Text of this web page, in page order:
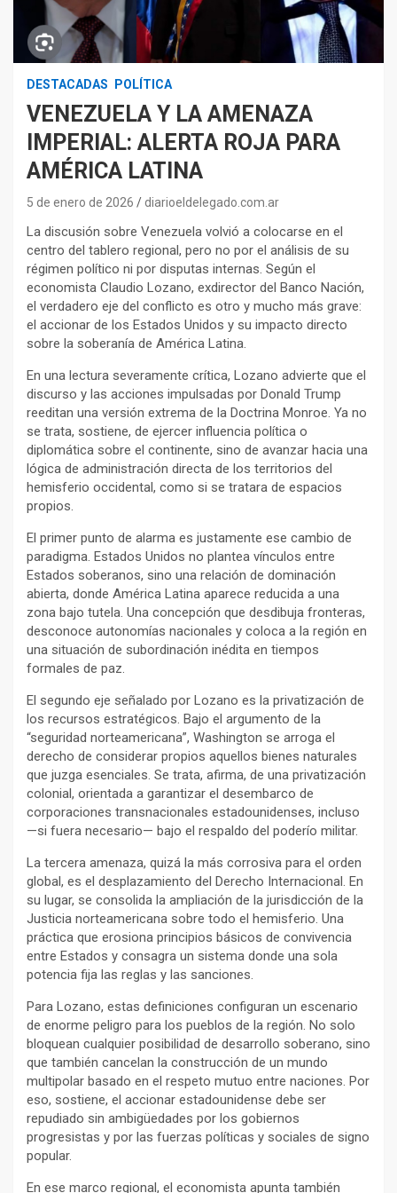
DESTACADAS POLÍTICA
VENEZUELA Y LA AMENAZA
IMPERIAL: ALERTA ROJA PARA
AMÉRICA LATINA
5 de enero de 2026 diarioeldelegado.com.ar
La discusión sobre Venezuela volvió a colocarse en el
centro del tablero regional, pero no por el análisis de su
régimen político ni por disputas internas. Según el
economista Claudio Lozano, exdirector del Banco Nación,
el verdadero eje del conflicto es otro y mucho más grave:
el accionar de los Estados Unidos y su impacto directo
sobre la soberanía de América Latina.
En una lectura severamente crítica, Lozano advierte que el
discurso y las acciones impulsadas por Donald Trump
reeditan una versión extrema de la Doctrina Monroe. Ya no
se trata, sostiene, de ejercer influencia política o
diplomática sobre el continente, sino de avanzar hacia una
lógica de administración directa de los territorios del
hemisferio occidental, como si se tratara de espacios
propios.
El primer punto de alarma es justamente ese cambio de
paradigma. Estados Unidos no plantea vínculos entre
Estados soberanos, sino una relación de dominación
abierta, donde América Latina aparece reducida a una
zona bajo tutela. Una concepción que desdibuja fronteras,
desconoce autonomías nacionales y coloca a la región en
una situación de subordinación inédita en tiempos
formales de paz.
El segundo eje señalado por Lozano es la privatización de
los recursos estratégicos. Bajo el argumento de la
“seguridad norteamericana”, Washington se arroga el
derecho de considerar propios aquellos bienes naturales
que juzga esenciales. Se trata, afirma, de una privatización
colonial, orientada a garantizar el desembarco de
corporaciones transnacionales estadounidenses, incluso
—si fuera necesario— bajo el respaldo del poderío militar.
La tercera amenaza, quizá la más corrosiva para el orden
global, es el desplazamiento del Derecho Internacional. En
su lugar, se consolida la ampliación de la jurisdicción de la
Justicia norteamericana sobre todo el hemisferio. Una
práctica que erosiona principios básicos de convivencia
entre Estados y consagra un sistema donde una sola
potencia fija las reglas y las sanciones.
Para Lozano, estas definiciones configuran un escenario
de enorme peligro para los pueblos de la región. No solo
bloquean cualquier posibilidad de desarrollo soberano, sino
que también cancelan la construcción de un mundo
multipolar basado en el respeto mutuo entre naciones. Por
eso, sostiene, el accionar estadounidense debe ser
repudiado sin ambigüedades por los gobiernos
progresistas y por las fuerzas políticas y sociales de signo
popular.
En ese marco regional, el economista apunta también